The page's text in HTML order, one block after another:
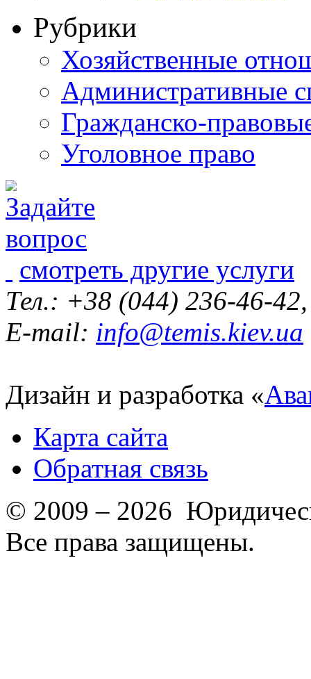
Рубрики
Хозяйственные
Административные
Гражданско-
Уголовное право
смотреть другие услуги
Тел.: +38 (044) 236-46-
E-mail: info@temis.kiev.ua
Дизайн и разработка «
Карта сайта
Обратная связь
© 2009 – 2026
Все права защищены.